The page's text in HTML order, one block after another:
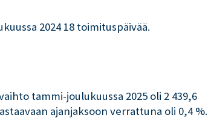
2024 18 toimituspäivää.
tammi-joulukuussa 2025 oli 2 439,6
ajanjaksoon verrattuna oli 0,4 %.